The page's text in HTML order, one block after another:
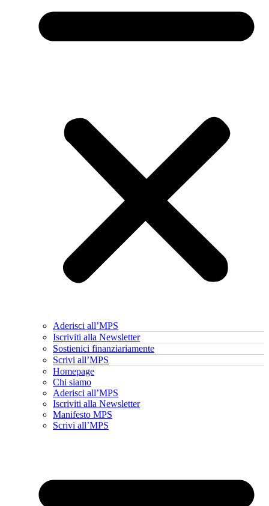
Aderisci all’MPS
Iscriviti alla Newsletter
Sostienici finanziariamente
Scrivi all’MPS
Homepage
Chi siamo
Aderisci all’MPS
Iscriviti alla Newsletter
Manifesto MPS
Scrivi all’MPS